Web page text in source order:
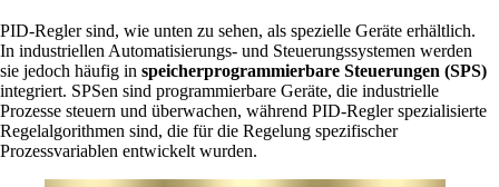
PID-Regler sind, wie unten zu sehen, als spezielle Geräte erhältlich.
In industriellen Automatisierungs- und Steuerungssystemen werden
sie jedoch häufig in speicherprogrammierbare Steuerungen (SPS)
integriert. SPSen sind programmierbare Geräte, die industrielle
Prozesse steuern und überwachen, während PID-Regler spezialisierte
Regelalgorithmen sind, die für die Regelung spezifischer
Prozessvariablen entwickelt wurden.